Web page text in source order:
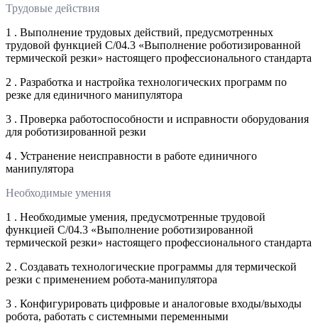
Трудовые действия
1 . Выполнение трудовых действий, предусмотренных
трудовой функцией С/04.3 «Выполнение роботизированной
термической резки» настоящего профессионального стандарта
2 . Разработка и настройка технологических программ по
резке для единичного манипулятора
3 . Проверка работоспособности и исправности оборудования
для роботизированной резки
4 . Устранение неисправности в работе единичного
манипулятора
Необходимые умения
1 . Необходимые умения, предусмотренные трудовой
функцией С/04.3 «Выполнение роботизированной
термической резки» настоящего профессионального стандарта
2 . Создавать технологические программы для термической
резки с применением робота-манипулятора
3 . Конфигурировать цифровые и аналоговые входы/выходы
робота, работать с системными переменными